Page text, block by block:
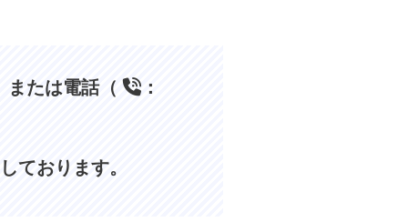
または電話（
：
ております。